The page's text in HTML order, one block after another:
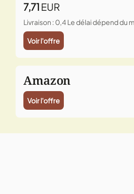
7,71 EUR
Livraison : 0,4 Le délai dépend du
Voir l'offre
Amazon
Voir l'offre